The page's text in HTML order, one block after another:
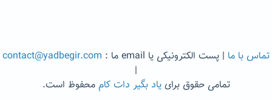
تماس با ما | پست الکترونیکی یا email ما :
contact@yadbegir.com
|
تمامی حقوق براییاد بگیر دات کام محفوظ است.